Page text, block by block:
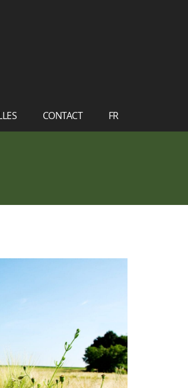
CONTACT FR